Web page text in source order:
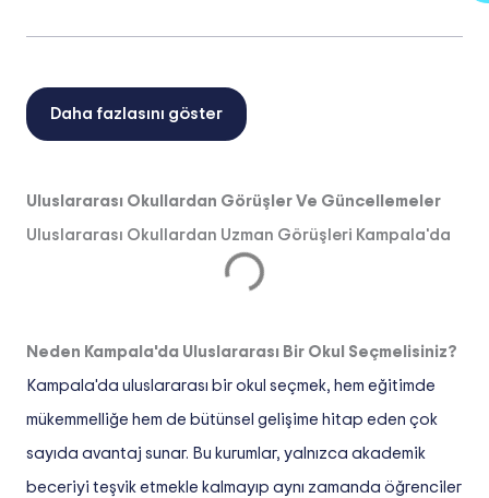
Daha fazlasını göster
Uluslararası Okullardan Görüşler Ve Güncellemeler
Uluslararası Okullardan Uzman Görüşleri Kampala'da
Neden Kampala'da Uluslararası Bir Okul Seçmelisiniz?
Kampala'da uluslararası bir okul seçmek, hem eğitimde
mükemmelliğe hem de bütünsel gelişime hitap eden çok
sayıda avantaj sunar. Bu kurumlar, yalnızca akademik
beceriyi teşvik etmekle kalmayıp aynı zamanda öğrenciler